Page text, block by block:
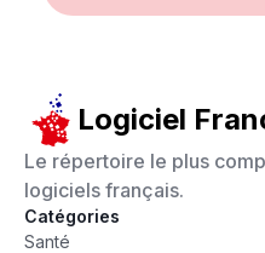
Logiciel
Le répertoire le plus
logiciels français.
Catégories
Santé